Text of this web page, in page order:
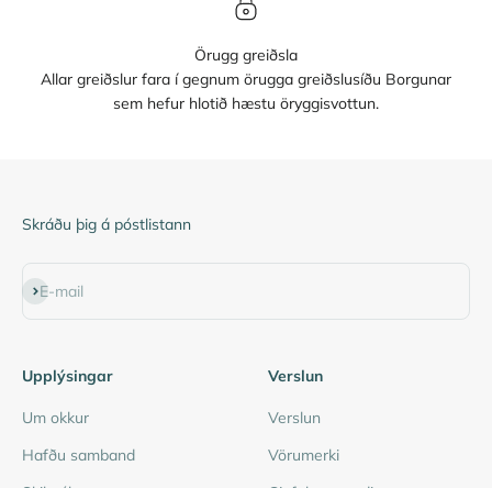
Örugg greiðsla
Allar greiðslur fara í gegnum örugga greiðslusíðu Borgunar
sem hefur hlotið hæstu öryggisvottun.
Skráðu þig á póstlistann
E-mail
Subscribe
Upplýsingar
Um okkur
Hafðu samband
Verslun
Verslun
Vörumerki